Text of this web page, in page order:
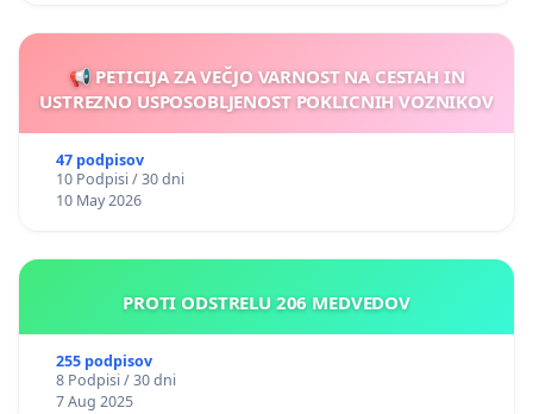
📢 PETICIJA ZA VEČJO VARNOST NA CESTAH IN
USTREZNO USPOSOBLJENOST POKLICNIH VOZNIKOV
47 podpisov
10 Podpisi / 30 dni
10 May 2026
PROTI ODSTRELU 206 MEDVEDOV
255 podpisov
8 Podpisi / 30 dni
7 Aug 2025